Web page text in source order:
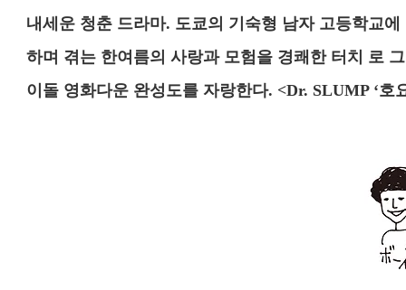
내세운 청춘 드라마. 도쿄의 기숙형 남자 고등학교
하며 겪는 한여름의 사랑과 모험을 경쾌한 터치 로
이돌 영화다운 완성도를 자랑한다. <Dr. SLUMP ‘